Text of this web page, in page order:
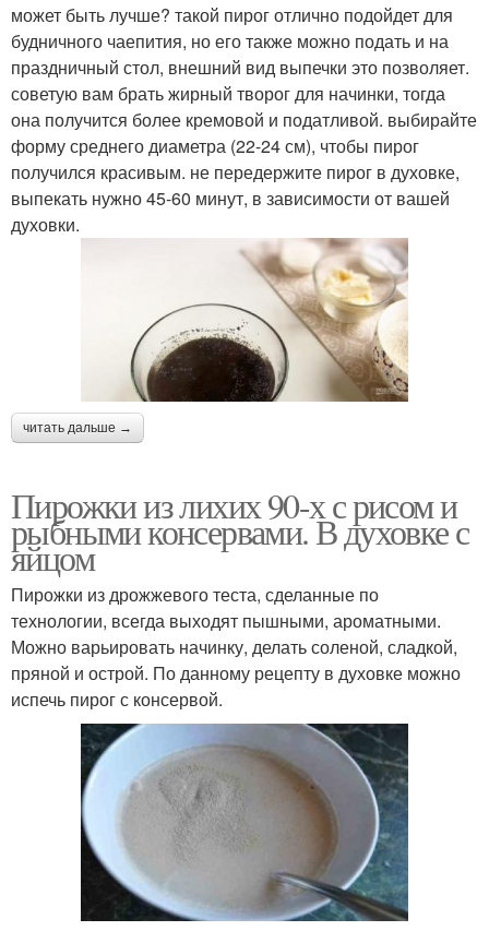
может быть лучше? такой пирог отлично подойдет для
будничного чаепития, но его также можно подать и на
праздничный стол, внешний вид выпечки это позволяет.
советую вам брать жирный творог для начинки, тогда
она получится более кремовой и податливой. выбирайте
форму среднего диаметра (22-24 см), чтобы пирог
получился красивым. не передержите пирог в духовке,
выпекать нужно 45-60 минут, в зависимости от вашей
духовки.
читать дальше →
Пирожки из лихих 90-х с рисом и
рыбными консервами. В духовке с
яйцом
Пирожки из дрожжевого теста, сделанные по
технологии, всегда выходят пышными, ароматными.
Можно варьировать начинку, делать соленой, сладкой,
пряной и острой. По данному рецепту в духовке можно
испечь пирог с консервой.